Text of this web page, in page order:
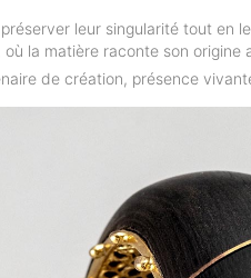
leur singularité tout
la matière raconte son origine
de création, présence